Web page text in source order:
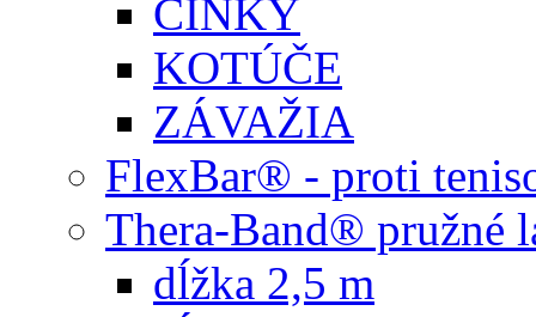
ČINKY
KOTÚČE
ZÁVAŽIA
FlexBar® - proti
Thera-Band® pružné
dĺžka 2,5 m